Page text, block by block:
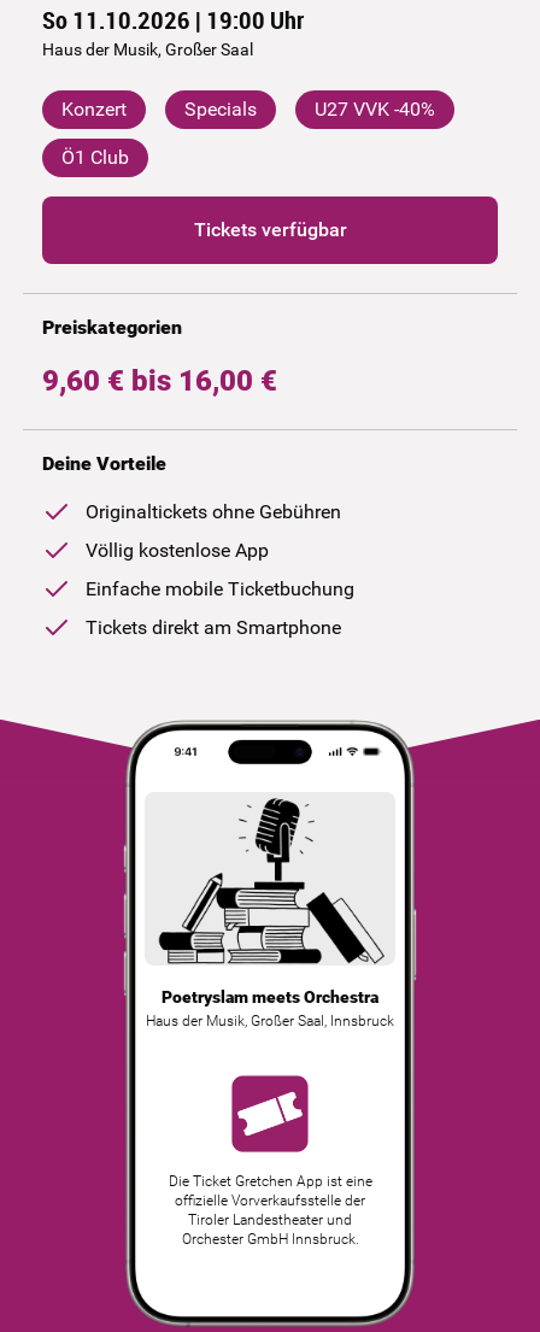
So 11.10.2026 | 19:00 Uhr
Haus der Musik, Großer Saal
Konzert Specials U27 VVK -40%
Ö1 Club
Tickets verfügbar
Preiskategorien
9,60 € bis 16,00 €
Deine Vorteile
Originaltickets ohne Gebühren
Völlig kostenlose App
Einfache mobile Ticketbuchung
Tickets direkt am Smartphone
Poetryslam meets Orchestra
Haus der Musik, Großer Saal Innsbruck
Die Ticket Gretchen App ist eine
offizielle Vorverkaufsstelle der
Tiroler Landestheater und
Orchester GmbH Innsbruck.